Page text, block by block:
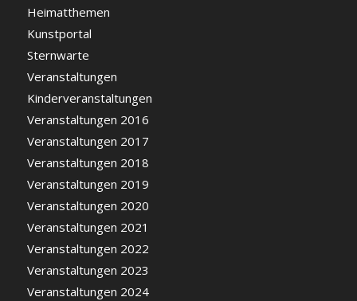
Heimatthemen
Kunstportal
Sternwarte
Veranstaltungen
Kinderveranstaltungen
Veranstaltungen 2016
Veranstaltungen 2017
Veranstaltungen 2018
Veranstaltungen 2019
Veranstaltungen 2020
Veranstaltungen 2021
Veranstaltungen 2022
Veranstaltungen 2023
Veranstaltungen 2024